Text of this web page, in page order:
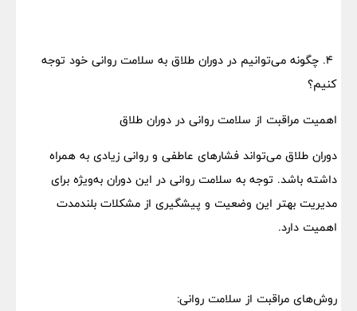
۴. چگونه می‌توانیم در دوران طلاق به سلامت روانی خود توجه
کنیم؟
اهمیت مراقبت از سلامت روانی در دوران طلاق
دوران طلاق می‌تواند فشارهای عاطفی و روانی زیادی به همراه
داشته باشد. توجه به سلامت روانی در این دوران به‌ویژه برای
مدیریت بهتر این وضعیت و پیشگیری از مشکلات بلندمدت
اهمیت دارد.
روش‌های مراقبت از سلامت روانی: